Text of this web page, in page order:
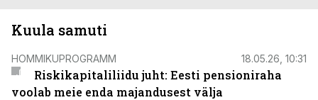
Kuula samuti
HOMMIKUPROGRAMM 18.05.26, 10:31
Riskikapitaliliidu juht: Eesti pensioniraha
voolab meie enda majandusest välja